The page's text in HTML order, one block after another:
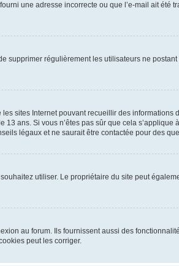
une adresse incorrecte ou que l’e-mail ait
supprimer régulièrement les utilisateurs ne
sites Internet pouvant recueillir des
ans. Si vous n’êtes pas sûr que cela
légaux et ne saurait être contactée pour des
utiliser. Le propriétaire du site peut
au forum. Ils fournissent aussi des
peut les corriger.